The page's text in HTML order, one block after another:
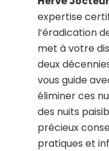
expertise
l’éradication
met à votre
deux
vous guide
éliminer ces
des nuits
précieux
pratiques et